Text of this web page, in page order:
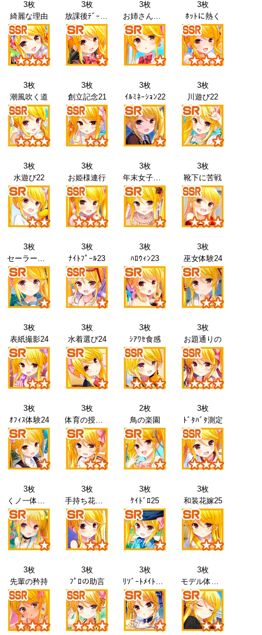
3枚
綺麗な理由
3枚
放課後ﾃﾞｰﾄ21
3枚
お姉さんと21
3枚
ﾎｯﾄに熱く
3枚
潮風吹く道
3枚
創立記念21
3枚
ｲﾙﾐﾈｰｼｮﾝ22
3枚
川遊び22
3枚
水遊び22
3枚
お姫様連行
3枚
年末女子会22
3枚
靴下に苦戦
3枚
セーラー服23
3枚
ﾅｲﾄﾌﾟｰﾙ23
3枚
ﾊﾛｳｨﾝ23
3枚
巫女体験24
3枚
表紙撮影24
3枚
水着選び24
3枚
ｼｱﾜｾ食感
3枚
お題通りの
3枚
ｵﾌｨｽ体験24
3枚
体育の授業25
2枚
鳥の楽園
3枚
ﾄﾞﾀﾊﾞﾀ測定
3枚
くノ一体験25
3枚
手持ち花火25
3枚
ｹｲﾄﾞﾛ25
3枚
和装花嫁25
3枚
先輩の矜持
3枚
ﾌﾟﾛの助言
3枚
ﾘｿﾞｰﾄﾒｲﾄﾞ26
3枚
モデル体験26